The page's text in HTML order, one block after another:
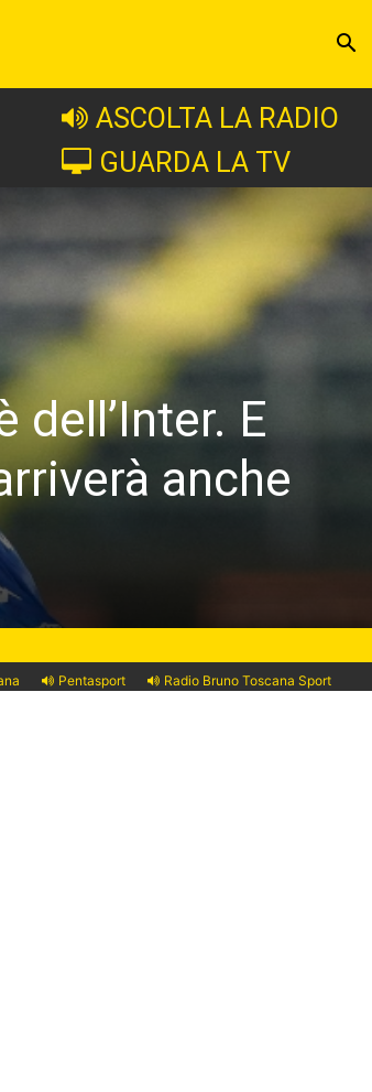
ASCOLTA LA RADIO
GUARDA LA TV
dell’Inter. E
anche
Pentasport Radio Bruno Toscana Sport